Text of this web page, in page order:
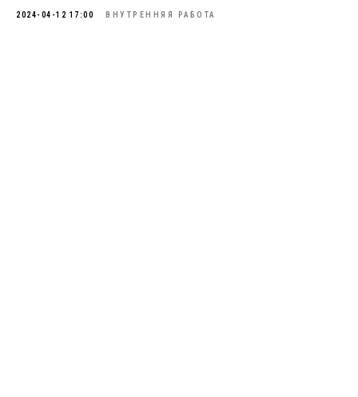
2024-04-12 17:00 ВНУТРЕННЯЯ РАБОТА